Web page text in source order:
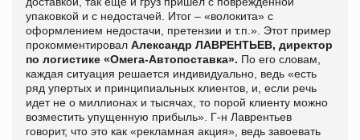
упаковкой и с недостачей. Итог – «волокита» с
оформлением недостачи, претензии и т.п.». Этот пример
прокомментировал Александр ЛАВРЕНТЬЕВ, директор
по логистике «Омега-Автопоставка». По его словам,
каждая ситуация решается индивидуально, ведь «есть
ряд упертых и принципиальных клиентов, и, если речь
идет не о миллионах и тысячах, то порой клиенту можно
возместить упущенную прибыль». Г-н Лаврентьев
говорит, что это как «рекламная акция», ведь завоевать